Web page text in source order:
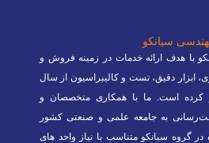
سیانکو
با هدف ارائه خدمات در زمینه فروش و
ابزار دقیق، تست و کالیبراسیون از سال
کرده است. ما با همکاری متخصصان و
به جامعه علمی و صنعتی کشور
گروه سیانکو متناسب با نیاز واحد های